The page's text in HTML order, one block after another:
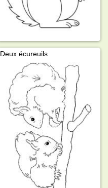
Deux écureuils